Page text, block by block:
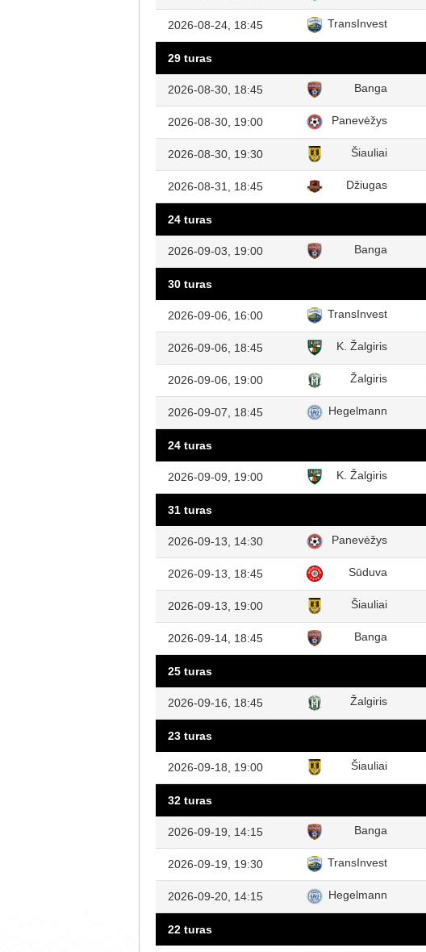
2026-08-24, 18:45 TransInvest
29 turas
2026-08-30, 18:45 Banga
2026-08-30, 19:00 Panevėžys
2026-08-30, 19:30 Šiauliai
2026-08-31, 18:45 Džiugas
24 turas
2026-09-03, 19:00 Banga
30 turas
2026-09-06, 16:00 TransInvest
2026-09-06, 18:45 K. Žalgiris
2026-09-06, 19:00 Žalgiris
2026-09-07, 18:45 Hegelmann
24 turas
2026-09-09, 19:00 K. Žalgiris
31 turas
2026-09-13, 14:30 Panevėžys
2026-09-13, 18:45 Sūduva
2026-09-13, 19:00 Šiauliai
2026-09-14, 18:45 Banga
25 turas
2026-09-16, 18:45 Žalgiris
23 turas
2026-09-18, 19:00 Šiauliai
32 turas
2026-09-19, 14:15 Banga
2026-09-19, 19:30 TransInvest
2026-09-20, 14:15 Hegelmann
22 turas